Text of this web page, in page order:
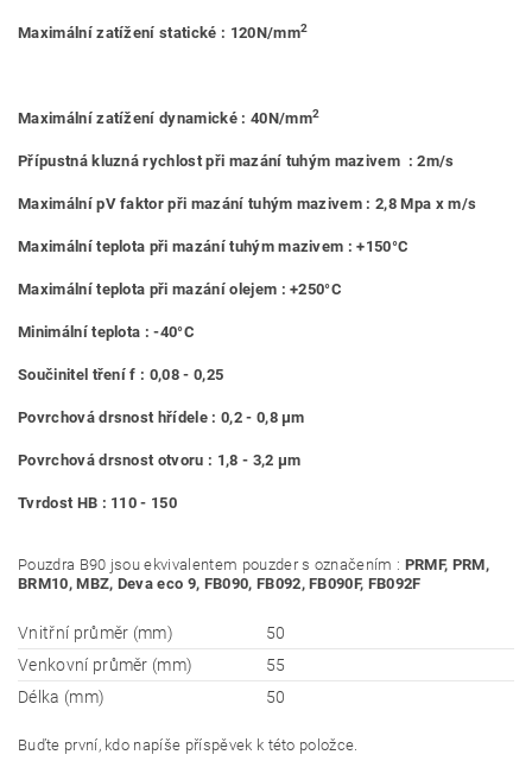
Maximální zatížení statické : 120N/mm2
Maximální zatížení dynamické : 40N/mm2
Přípustná kluzná rychlost při mazání tuhým mazivem : 2m/s
Maximální pV faktor při mazání tuhým mazivem : 2,8 Mpa x m/s
Maximální teplota při mazání tuhým mazivem : +150°C
Maximální teplota při mazání olejem : +250°C
Minimální teplota : -40°C
Součinitel tření f : 0,08 - 0,25
Povrchová drsnost hřídele : 0,2 - 0,8 μm
Povrchová drsnost otvoru : 1,8 - 3,2 μm
Tvrdost HB : 110 - 150
Pouzdra B90 jsou ekvivalentem pouzder s označením : PRMF, PRM,
BRM10, MBZ, Deva eco 9, FB090, FB092, FB090F, FB092F
Vnitřní průměr (mm)
50
Venkovní průměr (mm)
55
Délka (mm)
50
Buďte první, kdo napíše příspěvek k této položce.